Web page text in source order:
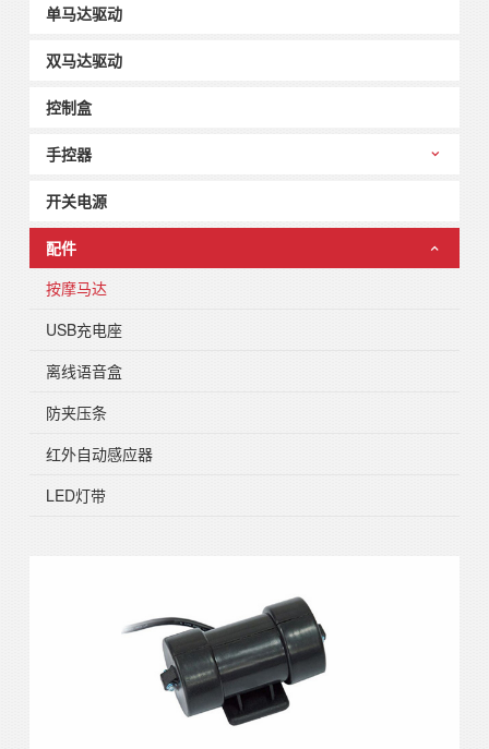
单马达驱动
双马达驱动
控制盒
手控器
开关电源
配件
按摩马达
USB充电座
离线语音盒
防夹压条
红外自动感应器
LED灯带